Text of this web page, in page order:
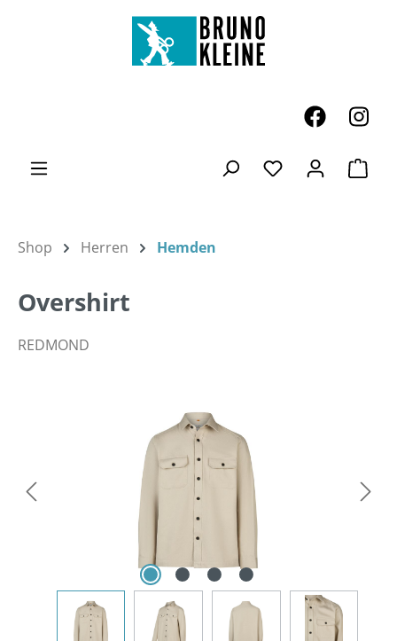
Zum Hauptinhalt springen
Du hast 0
Shop Herren Hemden
Overshirt
REDMOND